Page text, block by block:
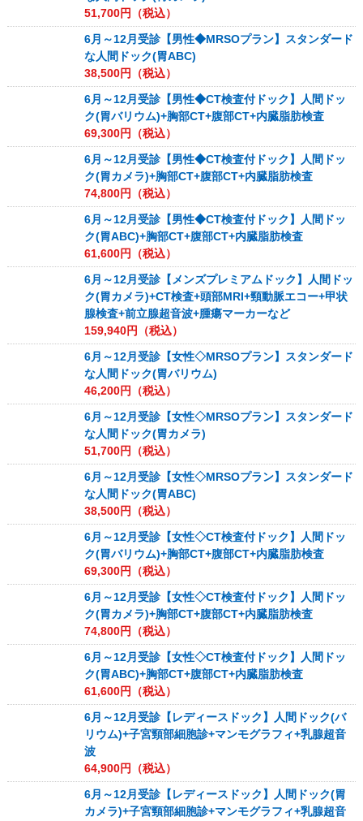
51,700円（税込）
6月～12月受診【男性◆MRSOプラン】スタンダード
な人間ドック(胃ABC)
38,500円（税込）
6月～12月受診【男性◆CT検査付ドック】人間ドッ
ク(胃バリウム)+胸部CT+腹部CT+内臓脂肪検査
69,300円（税込）
6月～12月受診【男性◆CT検査付ドック】人間ドッ
ク(胃カメラ)+胸部CT+腹部CT+内臓脂肪検査
74,800円（税込）
6月～12月受診【男性◆CT検査付ドック】人間ドッ
ク(胃ABC)+胸部CT+腹部CT+内臓脂肪検査
61,600円（税込）
6月～12月受診【メンズプレミアムドック】人間ドッ
ク(胃カメラ)+CT検査+頭部MRI+頸動脈エコー+甲状
腺検査+前立腺超音波+腫瘍マーカーなど
159,940円（税込）
6月～12月受診【女性◇MRSOプラン】スタンダード
な人間ドック(胃バリウム)
46,200円（税込）
6月～12月受診【女性◇MRSOプラン】スタンダード
な人間ドック(胃カメラ)
51,700円（税込）
6月～12月受診【女性◇MRSOプラン】スタンダード
な人間ドック(胃ABC)
38,500円（税込）
6月～12月受診【女性◇CT検査付ドック】人間ドッ
ク(胃バリウム)+胸部CT+腹部CT+内臓脂肪検査
69,300円（税込）
6月～12月受診【女性◇CT検査付ドック】人間ドッ
ク(胃カメラ)+胸部CT+腹部CT+内臓脂肪検査
74,800円（税込）
6月～12月受診【女性◇CT検査付ドック】人間ドッ
ク(胃ABC)+胸部CT+腹部CT+内臓脂肪検査
61,600円（税込）
6月～12月受診【レディースドック】人間ドック(バ
リウム)+子宮頸部細胞診+マンモグラフィ+乳腺超音
波
64,900円（税込）
6月～12月受診【レディースドック】人間ドック(胃
カメラ)+子宮頸部細胞診+マンモグラフィ+乳腺超音